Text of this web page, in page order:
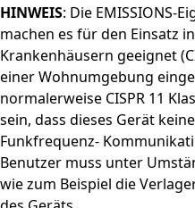
HINWEIS: Die EMISSIONS-
machen es für den Einsatz
Krankenhäusern geeignet
einer Wohnumgebung
normalerweise CISPR 11
sein, dass dieses Gerät
Funkfrequenz-
Benutzer muss unter
wie zum Beispiel die